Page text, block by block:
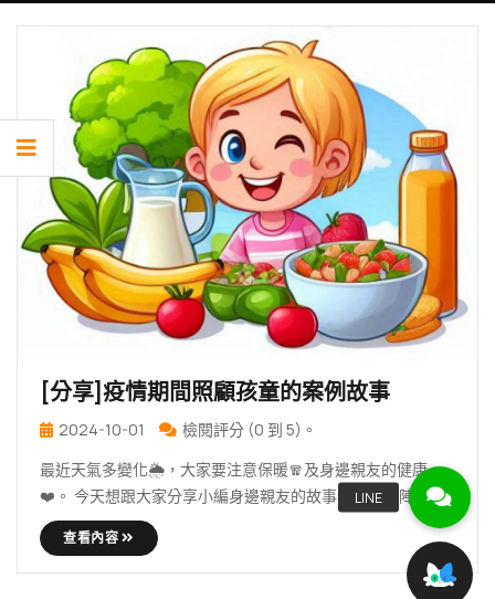
[分享]疫情期間照顧孩童的案例故事
2024-10-01
檢閱評分 (0 到 5)。
最近天氣多變化🌦️，大家要注意保暖🧣及身邊親友的健康
❤️。 今天想跟大家分享小編身邊親友的故事📖。前一陣疫情
嚴 … 繼續 [分享]疫情期間照顧孩童的案例故事
查看內容